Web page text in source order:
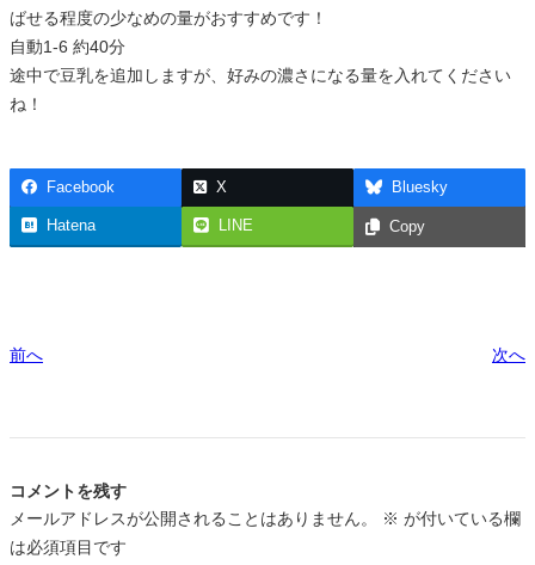
ばせる程度の少なめの量がおすすめです！
自動1-6 約40分
途中で豆乳を追加しますが、好みの濃さになる量を入れてください
ね！
Facebook X Bluesky
Hatena LINE Copy
前へ 次へ
コメントを残す
メールアドレスが公開されることはありません。
※ が付いている欄
は必須項目です